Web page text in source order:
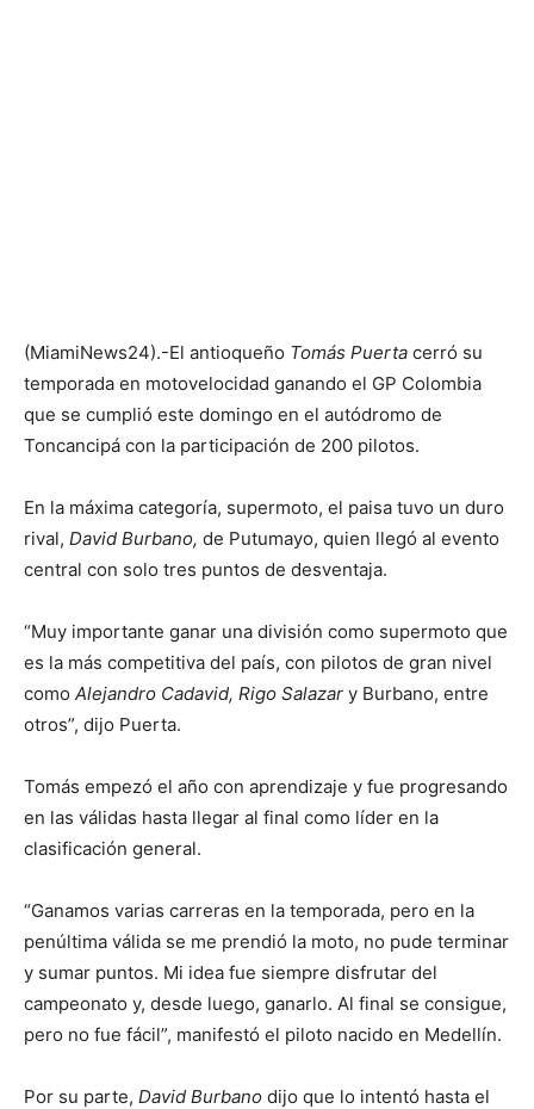
(MiamiNews24).-El antioqueño Tomás Puerta cerró su
temporada en motovelocidad ganando el GP Colombia
que se cumplió este domingo en el autódromo de
Toncancipá con la participación de 200 pilotos.
En la máxima categoría, supermoto, el paisa tuvo un duro
rival, David Burbano, de Putumayo, quien llegó al evento
central con solo tres puntos de desventaja.
“Muy importante ganar una división como supermoto que
es la más competitiva del país, con pilotos de gran nivel
como Alejandro Cadavid, Rigo Salazar y Burbano, entre
otros”, dijo Puerta.
Tomás empezó el año con aprendizaje y fue progresando
en las válidas hasta llegar al final como líder en la
clasificación general.
“Ganamos varias carreras en la temporada, pero en la
penúltima válida se me prendió la moto, no pude terminar
y sumar puntos. Mi idea fue siempre disfrutar del
campeonato y, desde luego, ganarlo. Al final se consigue,
pero no fue fácil”, manifestó el piloto nacido en Medellín.
Por su parte, David Burbano dijo que lo intentó hasta el